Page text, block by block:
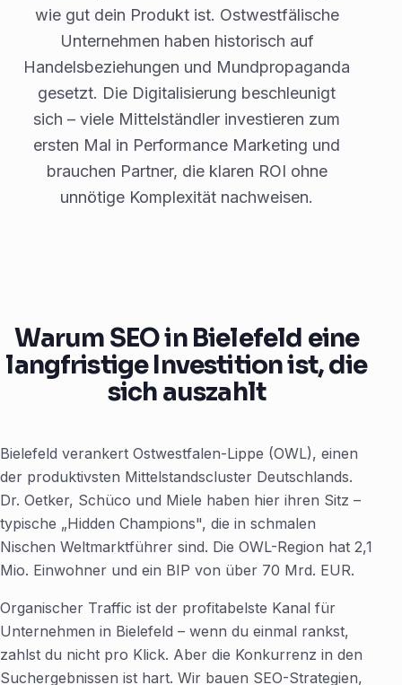
wie gut dein Produkt ist. Ostwestfälische
Unternehmen haben historisch auf
Handelsbeziehungen und Mundpropaganda
gesetzt. Die Digitalisierung beschleunigt
sich – viele Mittelständler investieren zum
ersten Mal in Performance Marketing und
brauchen Partner, die klaren ROI ohne
unnötige Komplexität nachweisen.
Warum SEO in Bielefeld eine
langfristige Investition ist, die
sich auszahlt
Bielefeld verankert Ostwestfalen-Lippe (OWL), einen
der produktivsten Mittelstandscluster Deutschlands.
Dr. Oetker, Schüco und Miele haben hier ihren Sitz –
typische „Hidden Champions", die in schmalen
Nischen Weltmarktführer sind. Die OWL-Region hat 2,1
Mio. Einwohner und ein BIP von über 70 Mrd. EUR.
Organischer Traffic ist der profitabelste Kanal für
Unternehmen in Bielefeld – wenn du einmal rankst,
zahlst du nicht pro Klick. Aber die Konkurrenz in den
Suchergebnissen ist hart. Wir bauen SEO-Strategien,